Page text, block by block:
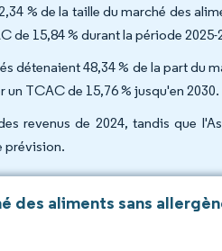
% de la taille du marché des
15,84 % durant la période 2025-
48,34 % de la part du
TCAC de 15,76 % jusqu'en 2030.
revenus de 2024, tandis que
prévision.
des aliments sans